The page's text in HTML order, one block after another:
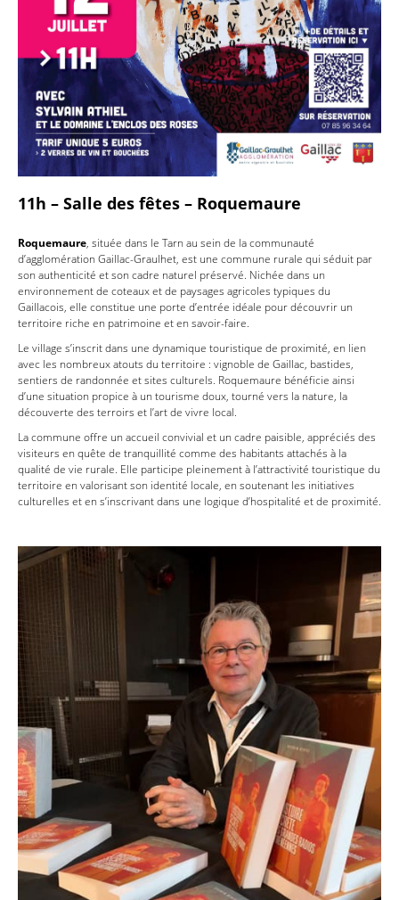
11h – Salle des fêtes – Roquemaure
Roquemaure, située dans le Tarn au sein de la communauté
d’agglomération Gaillac-Graulhet, est une commune rurale qui séduit par
son authenticité et son cadre naturel préservé. Nichée dans un
environnement de coteaux et de paysages agricoles typiques du
Gaillacois, elle constitue une porte d’entrée idéale pour découvrir un
territoire riche en patrimoine et en savoir-faire.
Le village s’inscrit dans une dynamique touristique de proximité, en lien
avec les nombreux atouts du territoire : vignoble de Gaillac, bastides,
sentiers de randonnée et sites culturels. Roquemaure bénéficie ainsi
d’une situation propice à un tourisme doux, tourné vers la nature, la
découverte des terroirs et l’art de vivre local.
La commune offre un accueil convivial et un cadre paisible, appréciés des
visiteurs en quête de tranquillité comme des habitants attachés à la
qualité de vie rurale. Elle participe pleinement à l’attractivité touristique du
territoire en valorisant son identité locale, en soutenant les initiatives
culturelles et en s’inscrivant dans une logique d’hospitalité et de proximité.